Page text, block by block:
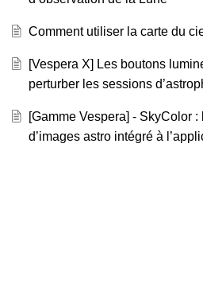
Comment utiliser la carte du
[Vespera X] Les boutons
perturber les sessions
[Gamme Vespera] - SkyColor
d’images astro intégré à